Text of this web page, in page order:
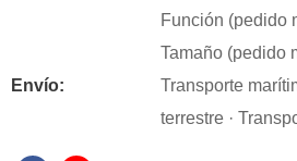
Función (pedido
Tamaño (pedido
Envío:
Transporte
terrestre ·